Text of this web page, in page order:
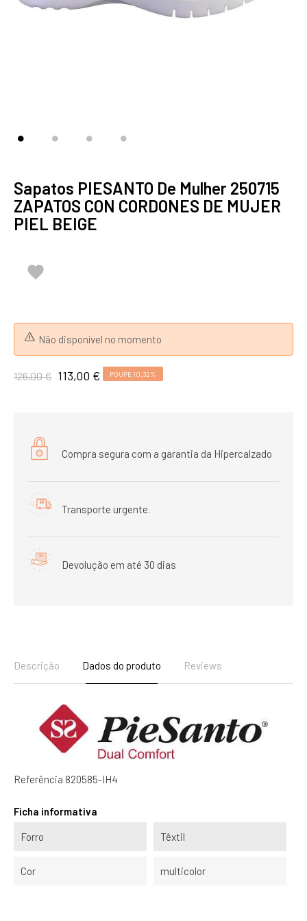
Sapatos PIESANTO De Mulher 250715
ZAPATOS CON CORDONES DE MUJER
PIEL BEIGE

Não disponível no momento
126,00 € 113,00 € POUPE 10,32%
Compra segura com a garantia da Hipercalzado
Transporte urgente.
Devolução em até 30 dias
Descrição Dados do produto Reviews
Referência 820585-IH4
Ficha informativa
Forro Têxtil
Cor multicolor